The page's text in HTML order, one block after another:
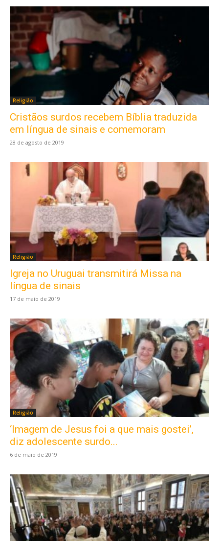
Religião
Cristãos surdos recebem Bíblia traduzida
em língua de sinais e comemoram
28 de agosto de 2019
Religião
Igreja no Uruguai transmitirá Missa na
língua de sinais
17 de maio de 2019
Religião
‘Imagem de Jesus foi a que mais gostei’,
diz adolescente surdo...
6 de maio de 2019